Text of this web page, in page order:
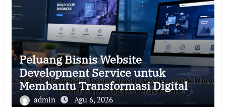
Peluang Bisnis Website
Development Service untuk
Membantu Transformasi Digital
Perusahaan
admin Agu 6, 2026